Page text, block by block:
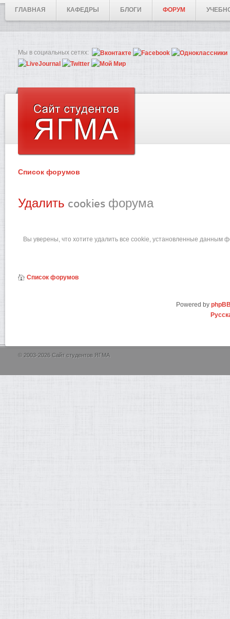
ГЛАВНАЯ КАФЕДРЫ БЛОГИ ФОРУМ
Мы в социальных сетях:
Список форумов
Удалить cookies форума
Вы уверены, что хотите удалить все cookie, установленные данным
Список форумов
Powered by
© 2003-2026 Сайт студентов ЯГМА